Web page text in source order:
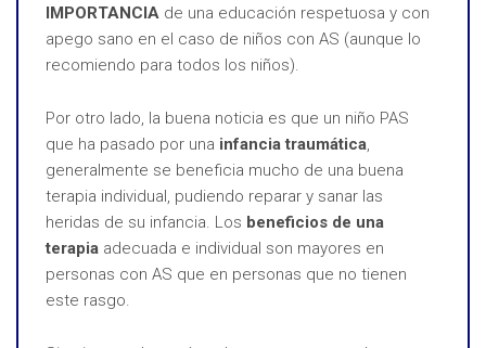
IMPORTANCIA de una educación respetuosa y con
apego sano en el caso de niños con AS (aunque lo
recomiendo para todos los niños).
Por otro lado, la buena noticia es que un niño PAS
que ha pasado por una infancia traumática,
generalmente se beneficia mucho de una buena
terapia individual, pudiendo reparar y sanar las
heridas de su infancia. Los beneficios de una
terapia adecuada e individual son mayores en
personas con AS que en personas que no tienen
este rasgo.